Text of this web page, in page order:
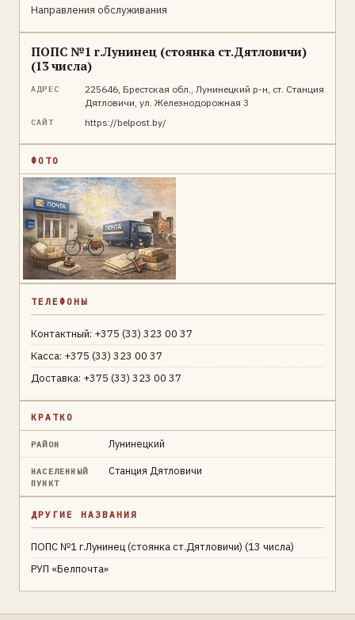
Направления обслуживания
ПОПС №1 г.Лунинец (стоянка ст.Дятловичи)
(13 числа)
АДРЕС
225646, Брестская обл., Лунинецкий р-н, ст. Станция
Дятловичи, ул. Железнодорожная 3
САЙТ https://belpost.by/
ФОТО
ТЕЛЕФОНЫ
Контактный: +375 (33) 323 00 37
Касса: +375 (33) 323 00 37
Доставка: +375 (33) 323 00 37
КРАТКО
РАЙОН Лунинецкий
НАСЕЛЕННЫЙ
ПУНКТ
Станция Дятловичи
ДРУГИЕ НАЗВАНИЯ
ПОПС №1 г.Лунинец (стоянка ст.Дятловичи) (13 числа)
РУП «Белпочта»